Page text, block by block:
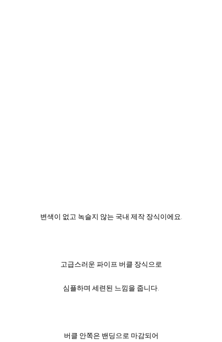
변색이 없고 녹슬지 않는 국내 제작 장식이에요.
고급스러운 파이프 버클 장식으로
심플하며 세련된 느낌을 줍니다.
버클 안쪽은 밴딩으로 마감되어